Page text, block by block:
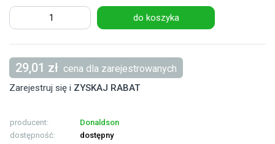
do koszyka
29,01 zł cena dla zarejestrowanych
Zarejestruj się i ZYSKAJ RABAT
producent:
Donaldson
dostępność:
dostępny